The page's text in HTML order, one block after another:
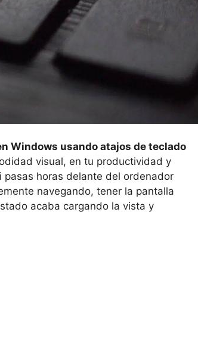
Windows usando atajos de teclado
visual, en tu productividad y
horas delante del ordenador
navegando, tener la pantalla
acaba cargando la vista y